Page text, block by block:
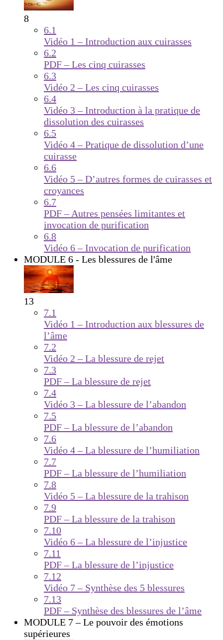
8
6.1
Vidéo 1 – Introduction aux cuirasses
6.2
PDF – Les cinq cuirasses
6.3
Vidéo 2 – Les cinq cuirasses
6.4
Vidéo 3 – Introduction à la pratique de
dissolution des cuirasses
6.5
Vidéo 4 – Pratique de dissolution d’une
cuirasse
6.6
Vidéo 5 – D’autres formes de cuirasses et
croyances
6.7
PDF – Autres pensées limitantes et
invocation de purification
6.8
Vidéo 6 – Invocation de purification
MODULE 6 - Les blessures de l'âme
13
7.1
Vidéo 1 – Introduction aux blessures de
l’âme
7.2
Vidéo 2 – La blessure de rejet
7.3
PDF – La blessure de rejet
7.4
Vidéo 3 – La blessure de l’abandon
7.5
PDF – La blessure de l’abandon
7.6
Vidéo 4 – La blessure de l’humiliation
7.7
PDF – La blessure de l’humiliation
7.8
Vidéo 5 – La blessure de la trahison
7.9
PDF – La blessure de la trahison
7.10
Vidéo 6 – La blessure de l’injustice
7.11
PDF – La blessure de l’injustice
7.12
Vidéo 7 – Synthèse des 5 blessures
7.13
PDF – Synthèse des blessures de l’âme
MODULE 7 – Le pouvoir des émotions
supérieures